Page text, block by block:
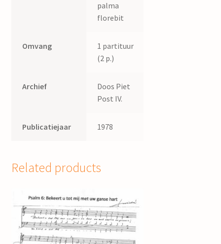
palma
florebit
Omvang
1 partituur
(2 p.)
Archief
Doos Piet
Post IV.
Publicatiejaar 1978
Related products